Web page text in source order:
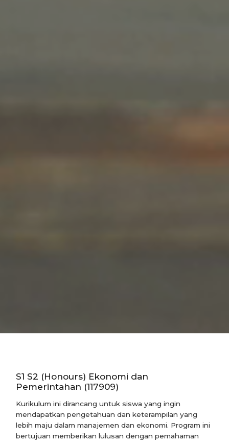
S1 S2 (Honours) Ekonomi dan
Pemerintahan (117909)
Kurikulum ini dirancang untuk siswa yang ingin
mendapatkan pengetahuan dan keterampilan yang
lebih maju dalam manajemen dan ekonomi. Program ini
bertujuan memberikan lulusan dengan pemahaman